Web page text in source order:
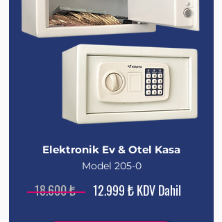
Elektronik Ev & Otel Kasa
Model 205-0
18.600 ₺ 12.999 ₺ KDV Dahil